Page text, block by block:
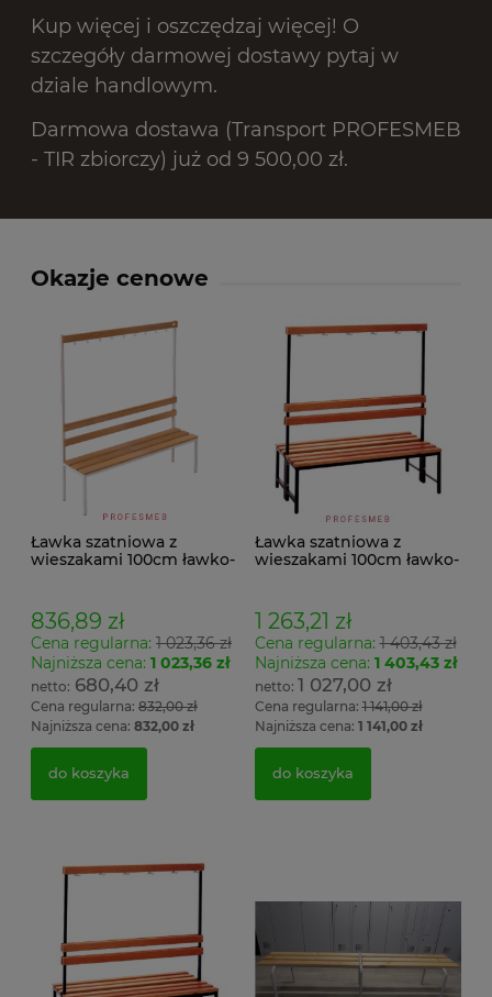
Kup więcej i oszczędzaj więcej! O
szczegóły darmowej dostawy pytaj w
dziale handlowym.
Darmowa dostawa (Transport PROFESMEB
- TIR zbiorczy) już od 9 500,00 zł.
Okazje cenowe
Ławka szatniowa z
wieszakami 100cm ławko-
836,89 zł
Cena regularna: 1 023,36 zł
Najniższa cena: 1 023,36 zł
680,40 zł
Cena regularna: 832,00 zł
Najniższa cena: 832,00 zł
do koszyka
Ławka szatniowa z
wieszakami 100cm ławko-
1 263,21 zł
Cena regularna:1 403,43 zł
Najniższa cena: 1 403,43 zł
1 027,00 zł
Cena regularna:1 141,00 zł
Najniższa cena: 1 141,00 zł
do koszyka